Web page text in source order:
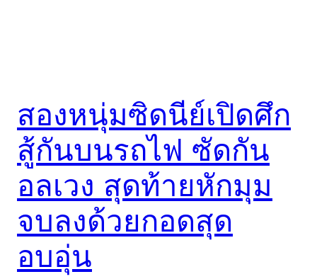
สองหนุ่มซิดนีย์เปิดศึก
สู้กันบนรถไฟ ซัดกัน
อลเวง สุดท้ายหักมุม
จบลงด้วยกอดสุด
อบอุ่น